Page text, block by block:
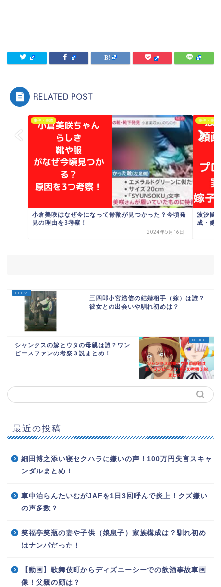
RELATED POST
事件・事故
小倉美咲はなぜ今になって骨靴が見つかった？今頃発
見の理由を3考察！
2024年5月16日
事件・事故
波汐國
成・嫁
三四郎小宮浩信の結婚相手（嫁）は誰？
彼女との出会いや馴れ初めは？
シャンクスの嫁とウタの母親は誰？ワン
ピースファンの考察３説まとめ！
最近の投稿
細田博之添い寝セクハラに嫌いの声！100万円失言スキャ
ンダルまとめ！
車中泊らんたいむがJAFを1日3回呼んで炎上！クズ嫌い
の声多数？
笑福亭笑瓶の妻や子供（娘息子）家族構成は？馴れ初め
はナンパだった！
【動画】歌舞伎町からディズニーシーでの飲酒事故車画
像！父親の顔は？